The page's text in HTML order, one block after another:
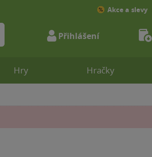
Hry Hračky
Akce a slevy
Přihlášení